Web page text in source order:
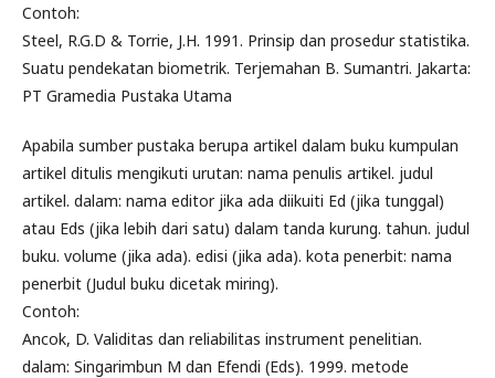
Contoh:
Steel, R.G.D & Torrie, J.H. 1991. Prinsip dan prosedur statistika.
Suatu pendekatan biometrik. Terjemahan B. Sumantri. Jakarta:
PT Gramedia Pustaka Utama
Apabila sumber pustaka berupa artikel dalam buku kumpulan
artikel ditulis mengikuti urutan: nama penulis artikel. judul
artikel. dalam: nama editor jika ada diikuiti Ed (jika tunggal)
atau Eds (jika lebih dari satu) dalam tanda kurung. tahun. judul
buku. volume (jika ada). edisi (jika ada). kota penerbit: nama
penerbit (Judul buku dicetak miring).
Contoh:
Ancok, D. Validitas dan reliabilitas instrument penelitian.
dalam: Singarimbun M dan Efendi (Eds). 1999. metode